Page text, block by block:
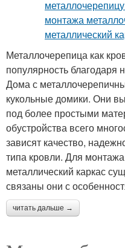
Металлочерепица как
популярность благодаря
Дома с
кукольные домики. Они
под более простыми
обустройства всего
зависят качество,
типа кровли. Для
металлический каркас
связаны они с
читать дальше →